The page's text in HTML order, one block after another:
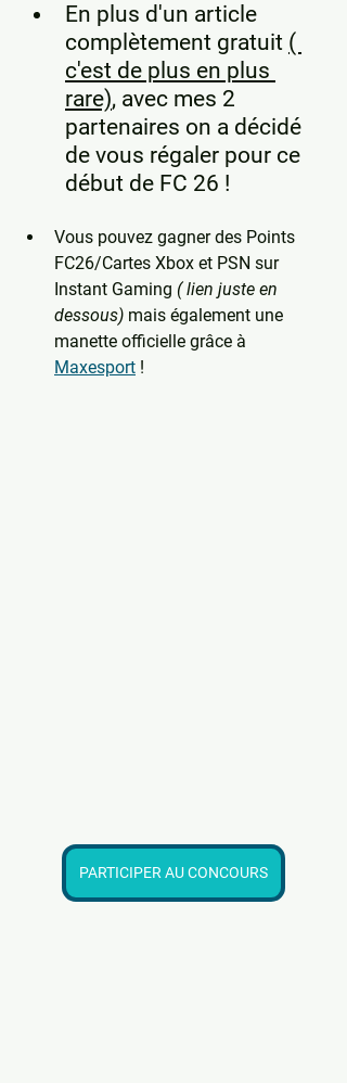
En plus d'un article
complètement gratuit (
c'est de plus en plus
rare), avec mes 2
partenaires on a décidé
de vous régaler pour ce
début de FC 26 !
Vous pouvez gagner des Points
FC26/Cartes Xbox et PSN sur
Instant Gaming ( lien juste en
dessous) mais également une
manette officielle grâce à
Maxesport !
PARTICIPER AU CONCOURS